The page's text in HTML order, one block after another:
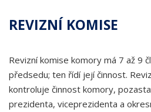
REVIZNÍ KOMISE
Revizní komise komory má 7 až 9
předsedu; ten řídí její činnost.
kontroluje činnost komory,
prezidenta, viceprezidenta a